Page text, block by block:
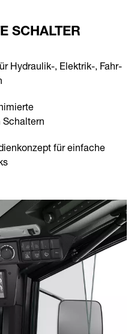
SCHALTER
Hydraulik-, Elektrik-, Fahr-
Schaltern
für einfache